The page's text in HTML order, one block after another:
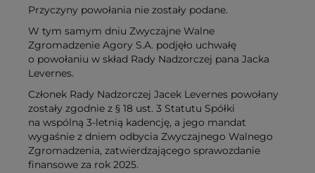
Przyczyny powołania nie zostały podane.
W tym samym dniu Zwyczajne Walne
Zgromadzenie Agory S.A. podjęło uchwałę
o powołaniu w skład Rady Nadzorczej pana Jacka
Levernes.
Członek Rady Nadzorczej Jacek Levernes powołany
zostały zgodnie z § 18 ust. 3 Statutu Spółki
na wspólną 3-letnią kadencję, a jego mandat
wygaśnie z dniem odbycia Zwyczajnego Walnego
Zgromadzenia, zatwierdzającego sprawozdanie
finansowe za rok 2025.